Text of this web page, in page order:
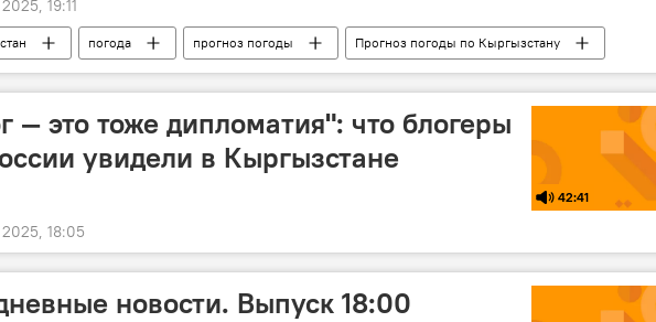
19:11
погода прогноз погоды
Прогноз погоды по Кыргызстану
Кыргызстане
— это тоже дипломатия": что блогеры
увидели в Кыргызстане
42:41
18:05
новости. Выпуск 18:00